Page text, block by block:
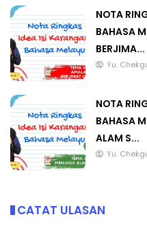
NOTA
BAHASA
BERJIMA...
Yu.
NOTA
BAHASA
ALAM S...
Yu.
CATAT ULASAN